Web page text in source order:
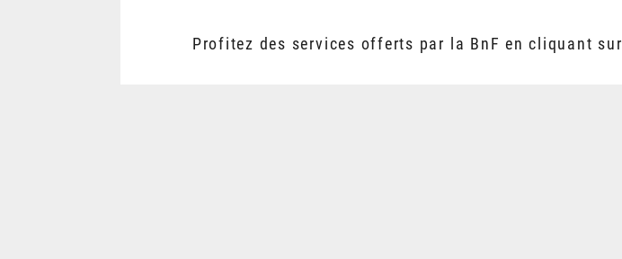
Profitez des services offerts par la BnF en cliquant sur